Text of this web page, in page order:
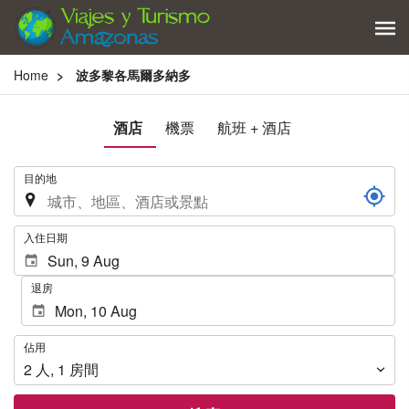
Home 波多黎各馬爾多納多
酒店 機票 航班 + 酒店
. 目的地
. 入住日期
退房
佔
用
佔用
2 人, 1 房間